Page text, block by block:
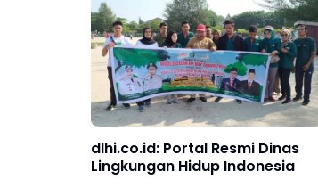
dlhi.co.id: Portal Resmi Dinas
Lingkungan Hidup Indonesia